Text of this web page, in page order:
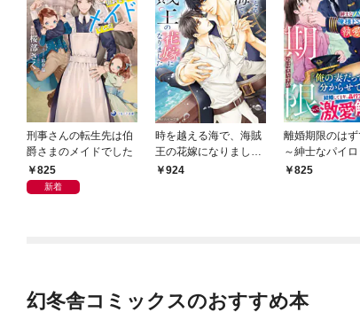
刑事さんの転生先は伯
爵さまのメイドでした
825
新着
時を越える海で、海賊
王の花嫁になりました
【電子特別版】
924
離婚期限のは
～紳士なパイロ
俺様ドSな本性
825
幻冬舎コミックスのおすすめ本